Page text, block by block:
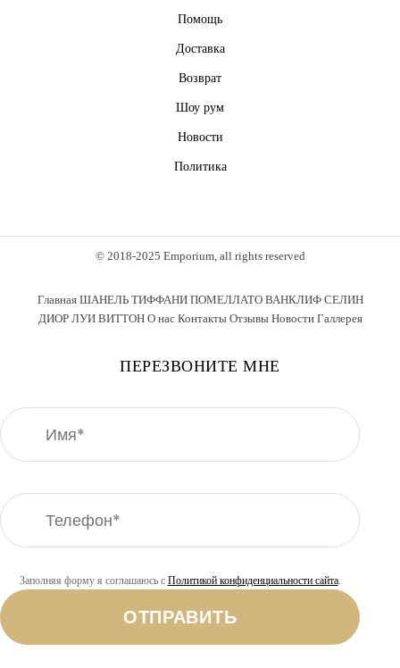
Помощь
Доставка
Возврат
Шоу рум
Новости
Политика
© 2018-2025 Emporium, all rights reserved
Главная ШАНЕЛЬ ТИФФАНИ ПОМЕЛЛАТО ВАНКЛИФ СЕЛИН
ДИОР ЛУИ ВИТТОН О нас Контакты Отзывы Новости Галлерея
ПЕРЕЗВОНИТЕ МНЕ
Заполняя форму я соглашаюсь с Политикой конфиденциальности сайта.
ОТПРАВИТЬ